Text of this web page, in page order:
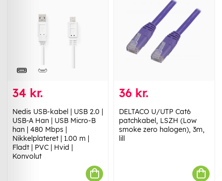
34 kr.
Nedis USB-kabel | USB 2.0 |
USB-A Han | USB Micro-B
han | 480 Mbps |
Nikkelplateret | 1.00 m |
Fladt | PVC | Hvid |
Konvolut
36 kr.
DELTACO U/UTP Cat6
patchkabel, LSZH (Low
smoke zero halogen), 3m,
lill